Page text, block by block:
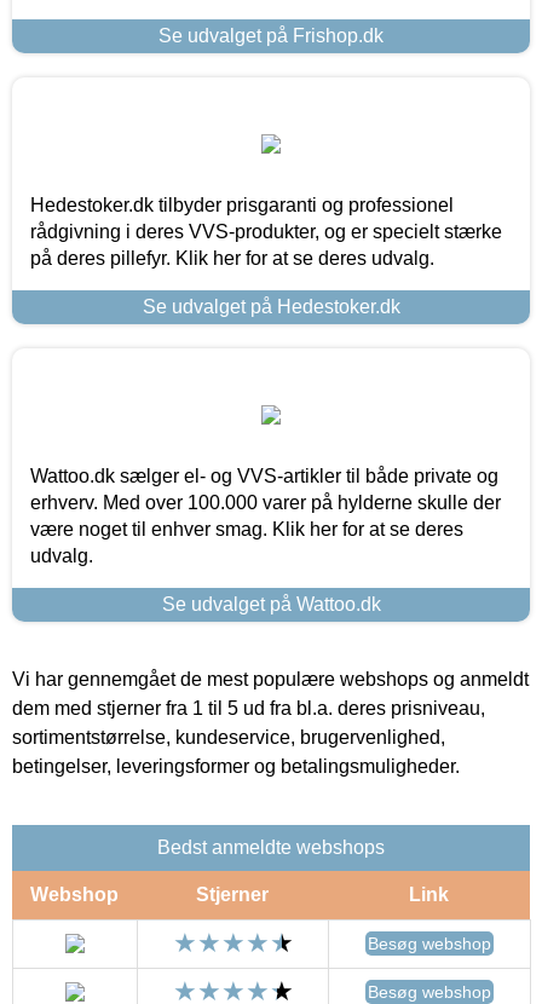
Se udvalget på Frishop.dk
Hedestoker.dk tilbyder prisgaranti og professionel
rådgivning i deres VVS-produkter, og er specielt stærke
på deres pillefyr. Klik her for at se deres udvalg.
Se udvalget på Hedestoker.dk
Wattoo.dk sælger el- og VVS-artikler til både private og
erhverv. Med over 100.000 varer på hylderne skulle der
være noget til enhver smag. Klik her for at se deres
udvalg.
Se udvalget på Wattoo.dk
Vi har gennemgået de mest populære webshops og anmeldt
dem med stjerner fra 1 til 5 ud fra bl.a. deres prisniveau,
sortimentstørrelse, kundeservice, brugervenlighed,
betingelser, leveringsformer og betalingsmuligheder.
Bedst anmeldte webshops
Webshop Stjerner Link
Besøg webshop
Besøg webshop